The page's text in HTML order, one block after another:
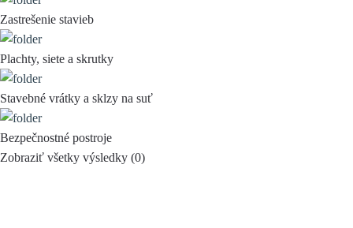
Zastrešenie stavieb
Plachty, siete a skrutky
Stavebné vrátky a sklzy na suť
Bezpečnostné postroje
Zobraziť všetky výsledky (0)